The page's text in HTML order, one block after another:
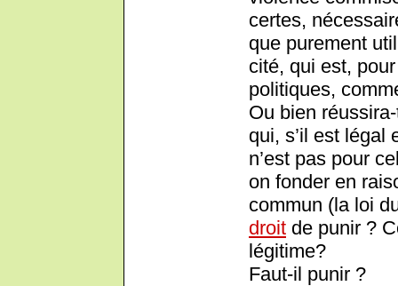
certes,
que purement
cité, qui est,
politiques,
Ou bien
qui, s’il est légal
n’est pas pour
on fonder en
commun (la loi
droit de punir ?
légitime?
Faut-il punir ?